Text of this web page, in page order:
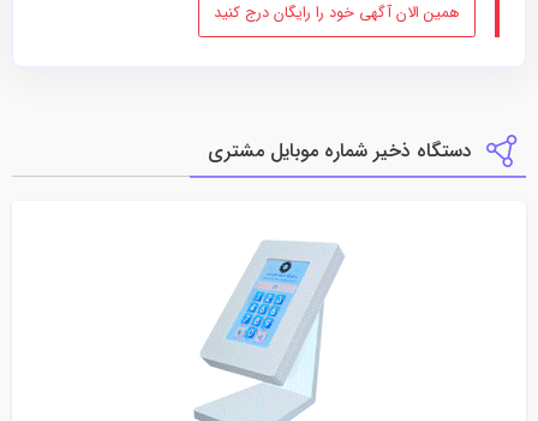
همین الان آگهی خود را رایگان درج کنید
دستگاه ذخیر شماره موبایل مشتری